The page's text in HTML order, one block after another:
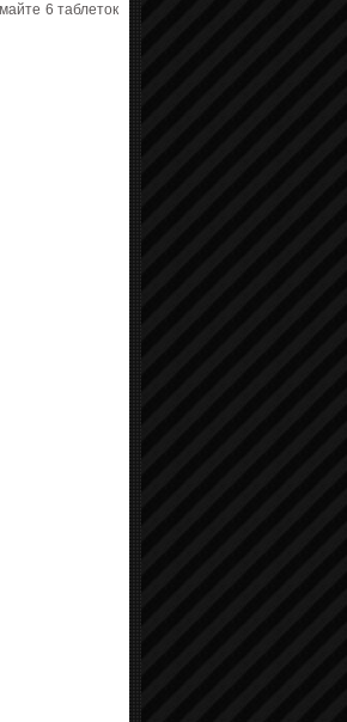
6 таблеток